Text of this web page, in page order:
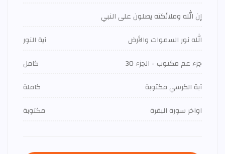
إن الله وملائكته يصلون على النبي
الله نور السموات والأرض
آية النور
جزء عم مكتوب - الجزء 30
كامل
آية الكرسي مكتوبة
كاملة
اواخر سورة البقرة
مكتوبة